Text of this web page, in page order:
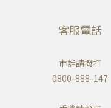
客服電話
市話請撥打
0800-888-147